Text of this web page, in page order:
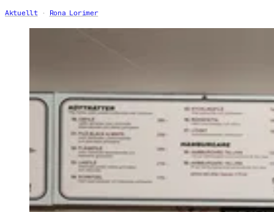
Aktuellt Rona Lorimer